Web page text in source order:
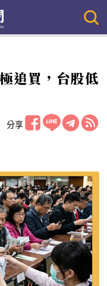
追買，台股低
分享